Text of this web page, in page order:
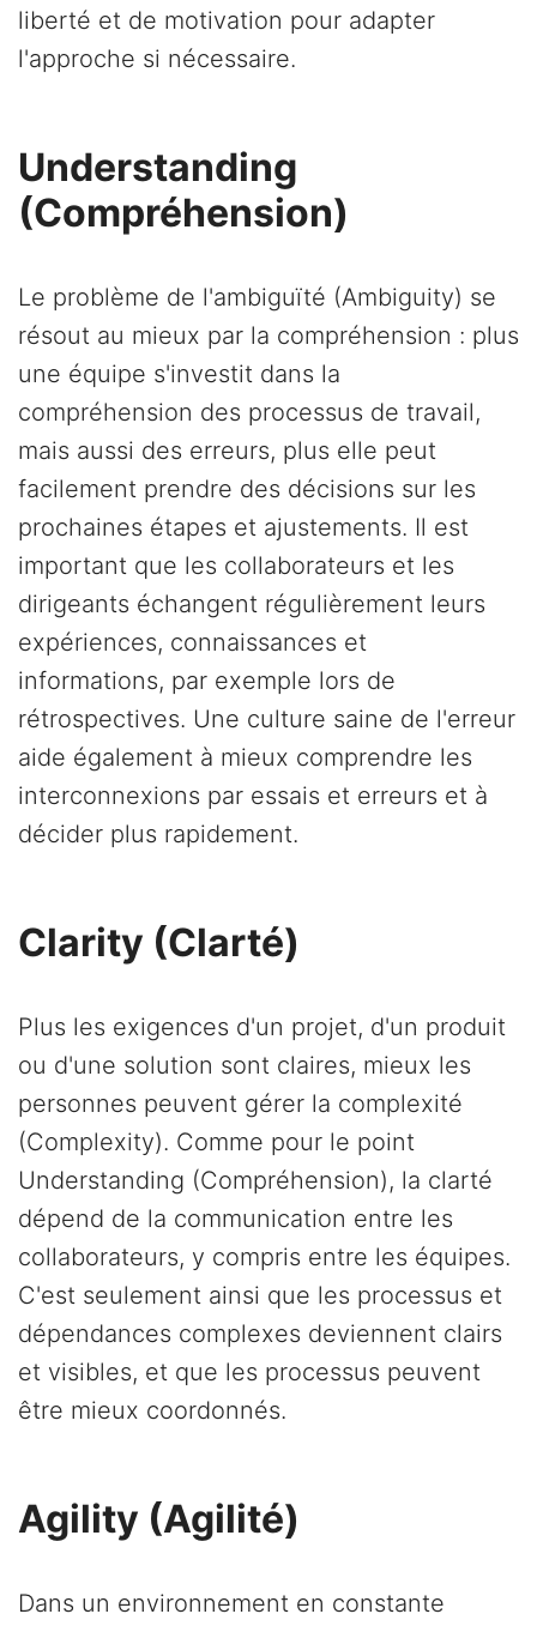
liberté et de motivation pour adapter
l'approche si nécessaire.
Understanding
(Compréhension)
Le problème de l'ambiguïté (Ambiguity) se
résout au mieux par la compréhension : plus
une équipe s'investit dans la
compréhension des processus de travail,
mais aussi des erreurs, plus elle peut
facilement prendre des décisions sur les
prochaines étapes et ajustements. Il est
important que les collaborateurs et les
dirigeants échangent régulièrement leurs
expériences, connaissances et
informations, par exemple lors de
rétrospectives. Une culture saine de l'erreur
aide également à mieux comprendre les
interconnexions par essais et erreurs et à
décider plus rapidement.
Clarity (Clarté)
Plus les exigences d'un projet, d'un produit
ou d'une solution sont claires, mieux les
personnes peuvent gérer la complexité
(Complexity). Comme pour le point
Understanding (Compréhension), la clarté
dépend de la communication entre les
collaborateurs, y compris entre les équipes.
C'est seulement ainsi que les processus et
dépendances complexes deviennent clairs
et visibles, et que les processus peuvent
être mieux coordonnés.
Agility (Agilité)
Dans un environnement en constante